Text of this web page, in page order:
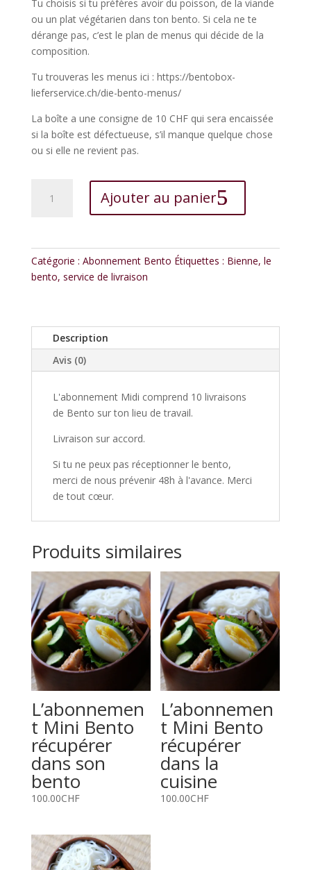
Tu choisis si tu préfères avoir du poisson, de la viande
ou un plat végétarien dans ton bento. Si cela ne te
dérange pas, c’est le plan de menus qui décide de la
composition.
Tu trouveras les menus ici : https://bentobox-
lieferservice.ch/die-bento-menus/
La boîte a une consigne de 10 CHF qui sera encaissée
si la boîte est défectueuse, s’il manque quelque chose
ou si elle ne revient pas.
L'abonnement
Bento
livrés
à
de
travail
Ajouter au panier
Catégorie : Abonnement Bento Étiquettes : Bienne, le
bento, service de livraison
Description
Avis (0)
L'abonnement Midi comprend 10 livraisons
de Bento sur ton lieu de travail.
Livraison sur accord.
Si tu ne peux pas réceptionner le bento,
merci de nous prévenir 48h à l'avance. Merci
de tout cœur.
Produits similaires
L’abonnemen
t Mini Bento
récupérer
dans son
bento
100.00CHF
L’abonnemen
t Mini Bento
récupérer
dans la
cuisine
100.00CHF